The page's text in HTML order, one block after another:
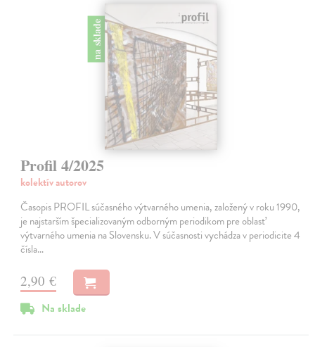
na sklade
Profil 4/2025
kolektív autorov
Časopis PROFIL súčasného výtvarného umenia, založený v roku 1990,
je najstarším špecializovaným odborným periodikom pre oblasť
výtvarného umenia na Slovensku. V súčasnosti vychádza v periodicite 4
čísla…
2,90 €
Na sklade